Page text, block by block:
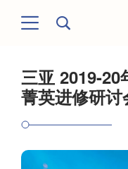
三亚 2019-20
菁英进修研讨